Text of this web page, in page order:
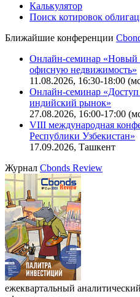
IT-аккредитация
Поиск котировок
Ближайшие конференции
Онлайн-семинар «Новый
офисную недвижимость»
11.08.2026, 16:30-18:00
Онлайн-семинар «Доступ
индийский рынок»
VIII международная
Республики Узбекистан»
17.09.2026, Ташкент
ЖурналCbonds Review